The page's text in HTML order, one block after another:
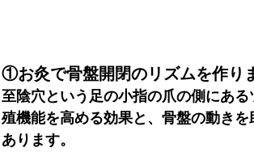
①お灸で骨盤開閉のリズムを作り
至陰穴という足の小指の爪の側にある
殖機能を高める効果と、骨盤の動きを
あります。